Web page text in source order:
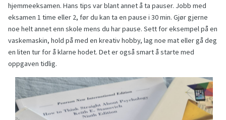
hjemmeeksamen. Hans tips var blant annet å ta pauser. Jobb med
eksamen 1 time eller 2, før du kan ta en pause i 30 min. Gjør gjerne
noe helt annet enn skole mens du har pause. Sett for eksempel på en
vaskemaskin, hold på med en kreativ hobby, lag noe mat eller gå deg
en liten tur for å klarne hodet. Det er også smart å starte med
oppgaven tidlig.